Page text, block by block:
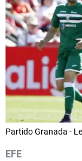
Partido Granada -
EFE